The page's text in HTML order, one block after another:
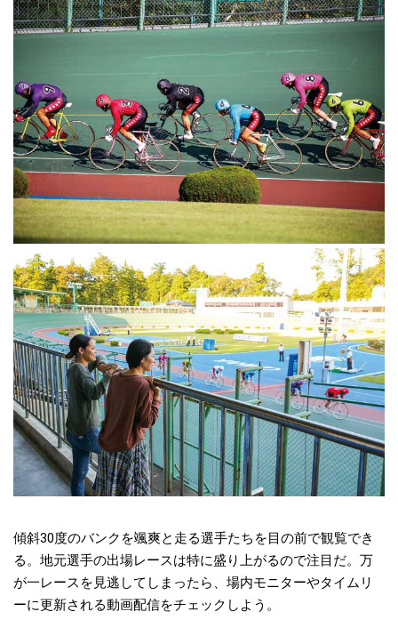
傾斜30度のバンクを颯爽と走る選手たちを目の前で観覧でき
る。地元選手の出場レースは特に盛り上がるので注目だ。万
が一レースを見逃してしまったら、場内モニターやタイムリ
ーに更新される動画配信をチェックしよう。